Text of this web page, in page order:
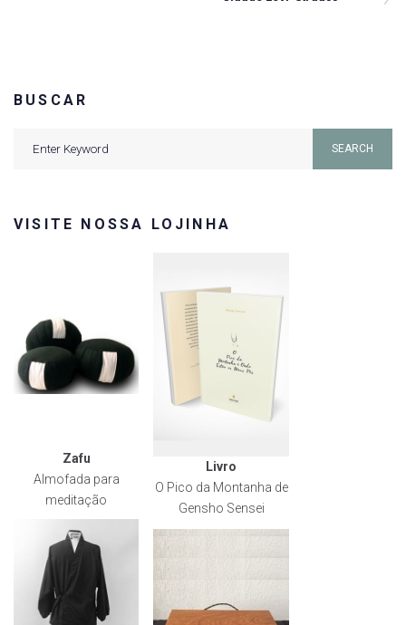
BUSCAR
SEARCH
VISITE NOSSA LOJINHA
Zafu
Almofada para
meditação
Livro
O Pico da Montanha de
Gensho Sensei